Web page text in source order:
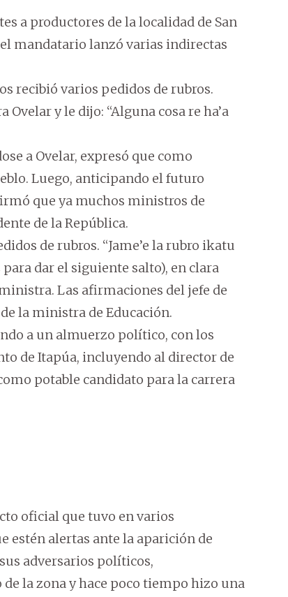
a productores de la localidad de San
mandatario lanzó varias indirectas
recibió varios pedidos de rubros.
y le dijo: “Alguna cosa re ha’a
a Ovelar, expresó que como
Luego, anticipando el futuro
que ya muchos ministros de
de la República.
de rubros. “Jame’e la rubro ikatu
dar el siguiente salto), en clara
Las afirmaciones del jefe de
la ministra de Educación.
a un almuerzo político, con los
de Itapúa, incluyendo al director de
potable candidato para la carrera
oficial que tuvo en varios
estén alertas ante la aparición de
adversarios políticos,
la zona y hace poco tiempo hizo una